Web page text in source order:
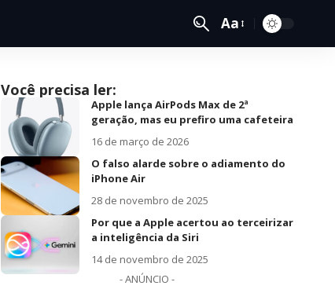
Aa
Você precisa ler:
Apple lança AirPods Max de 2ª
geração, mas eu prefiro uma cafeteira
16 de março de 2026
O falso alarde sobre o adiamento do
iPhone Air
28 de novembro de 2025
Por que a Apple acertou ao terceirizar
a inteligência da Siri
14 de novembro de 2025
- ANÚNCIO -